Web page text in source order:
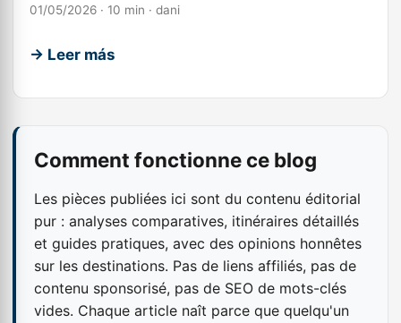
01/05/2026 · 10 min · dani
→ Leer más
Comment fonctionne ce blog
Les pièces publiées ici sont du contenu éditorial
pur : analyses comparatives, itinéraires détaillés
et guides pratiques, avec des opinions honnêtes
sur les destinations. Pas de liens affiliés, pas de
contenu sponsorisé, pas de SEO de mots-clés
vides. Chaque article naît parce que quelqu'un